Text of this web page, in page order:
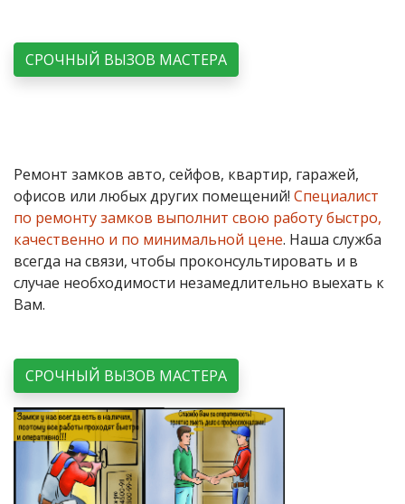
СРОЧНЫЙ ВЫЗОВ МАСТЕРА
Ремонт замков авто, сейфов, квартир, гаражей,
офисов или любых других помещений! Специалист
по ремонту замков выполнит свою работу быстро,
качественно и по минимальной цене. Наша служба
всегда на связи, чтобы проконсультировать и в
случае необходимости незамедлительно выехать к
Вам.
СРОЧНЫЙ ВЫЗОВ МАСТЕРА